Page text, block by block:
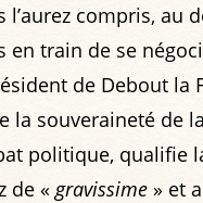
l’aurez compris, au
en train de se
de Debout la
la souveraineté de
politique, qualifie
de « gravissime » et